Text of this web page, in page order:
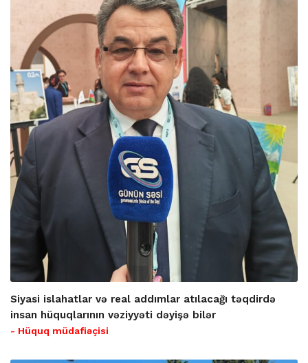
Siyasi islahatlar və real addımlar atılacağı təqdirdə
insan hüquqlarının vəziyyəti dəyişə bilər
- Hüquq müdafiəçisi